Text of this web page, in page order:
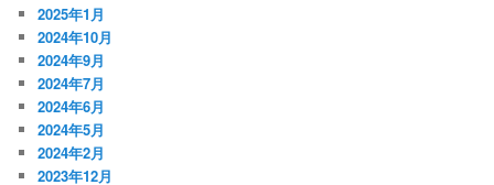
2025年1月
2024年10月
2024年9月
2024年7月
2024年6月
2024年5月
2024年2月
2023年12月